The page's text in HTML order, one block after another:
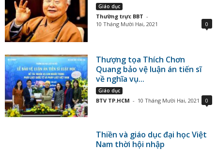
Giáo dục
Thường trực BBT -
10 Tháng Mười Hai, 2021
0
Thượng tọa Thích Chơn
Quang bảo vệ luận án tiến sĩ
về nghĩa vụ...
Giáo dục
BTV TP.HCM - 10 Tháng Mười Hai, 2021 0
Thiền và giáo dục đại học Việt
Nam thời hội nhập